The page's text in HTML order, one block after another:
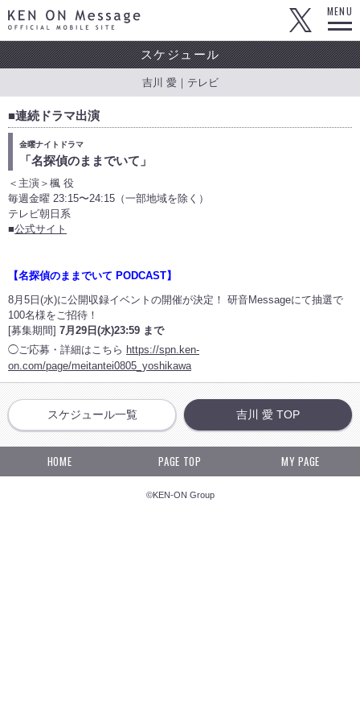
KEN ON Message OFFICIAL MOBILE SITE
MENU
スケジュール
吉川 愛｜テレビ
■連続ドラマ出演
金曜ナイトドラマ
「名探偵のままでいて」
＜主演＞楓 役
毎週金曜 23:15〜24:15（一部地域を除く）
テレビ朝日系
■公式サイト
【名探偵のままでいて PODCAST】
8月5日(水)に公開収録イベントの開催が決定！ 研音Messageにて抽選で
100名様をご招待！
[募集期間] 7月29日(水)23:59 まで
◯ご応募・詳細はこちら https://spn.ken-
on.com/page/meitantei0805_yoshikawa
スケジュール一覧 吉川 愛 TOP
HOME PAGE TOP MY PAGE
©KEN-ON Group